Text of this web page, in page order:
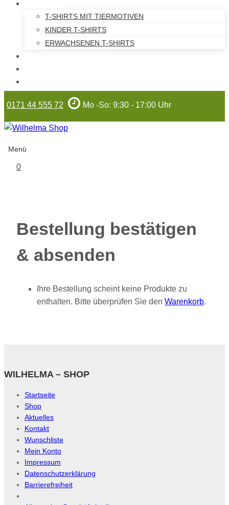
T-SHIRTS MIT TIERMOTIVEN
KINDER T-SHIRTS
ERWACHSENEN T-SHIRTS
0171 44 555 72 Mo -So: 9:30 - 17:00 Uhr
Menü
0
Bestellung bestätigen
& absenden
Ihre Bestellung scheint keine Produkte zu
enthalten. Bitte überprüfen Sie den Warenkorb.
WILHELMA – SHOP
Startseite
Shop
Aktuelles
Kontakt
Wunschliste
Mein Konto
Impressum
Datenschutzerklärung
Barrierefreiheit